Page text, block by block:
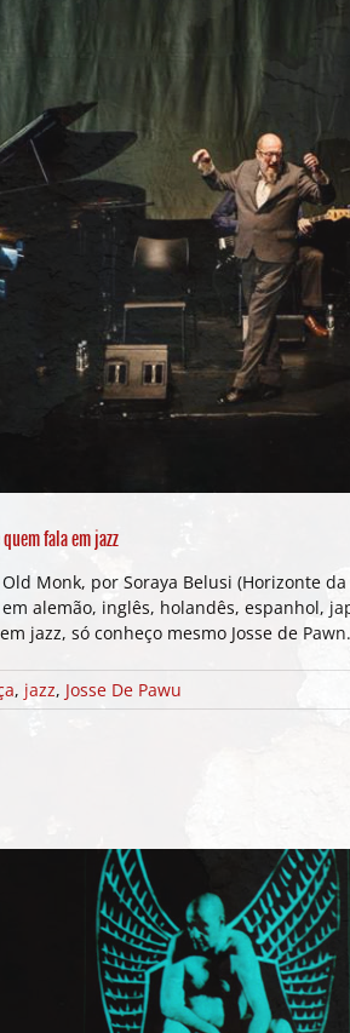
fala em jazz
Monk, por Soraya Belusi (Horizonte
alemão, inglês, holandês, espanhol,
jazz, só conheço mesmo Josse de
, jazz, Josse De Pawu